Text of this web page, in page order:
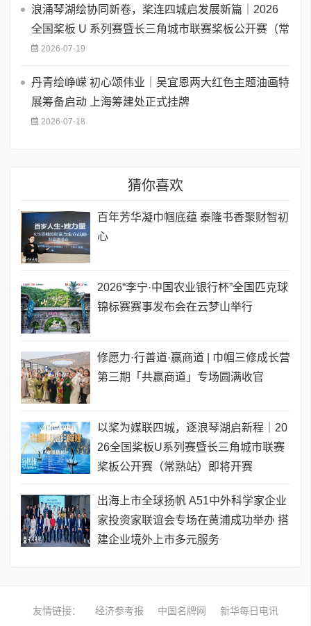
浪涌琴湖绘协同新卷，桨连四城启发展新篇｜2026
全国桨板 U 系列赛暨长三角城市联赛桨板公开赛（常
2026-07-19
丹青绘峥嵘 初心颂伟业｜吴宜恩两大红色主题油画特
展筹备启动 上海筹建处正式挂牌
2026-07-18
猜你喜欢
百年芳华凝巾帼底蕴 泰隆书香聚财智初
心
2026“李宁·中国农业银行杯”全国匹克球
锦标赛赛事发布会在云梦山举行
修愿力·行善道·赢商道 | 巾帼三修成长营
第三期「共赢商道」专场圆满收官
以桨为媒联四城，逐浪琴湖启新程｜20
26全国桨板U系列赛暨长三角城市联赛
桨板公开赛（常熟站）即将开赛
出海上市全球扬帆 A51中外科学家企业
家投资家联谊会专场在黄浦成功举办 搭
建企业境外上市多元服务
友情链接： 经济参考报 中国名牌网 新华每日电讯